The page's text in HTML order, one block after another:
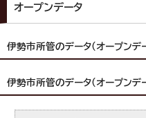
オープンデータ
伊勢市所管のデータ（オープンデー
伊勢市所管のデータ（オープンデ